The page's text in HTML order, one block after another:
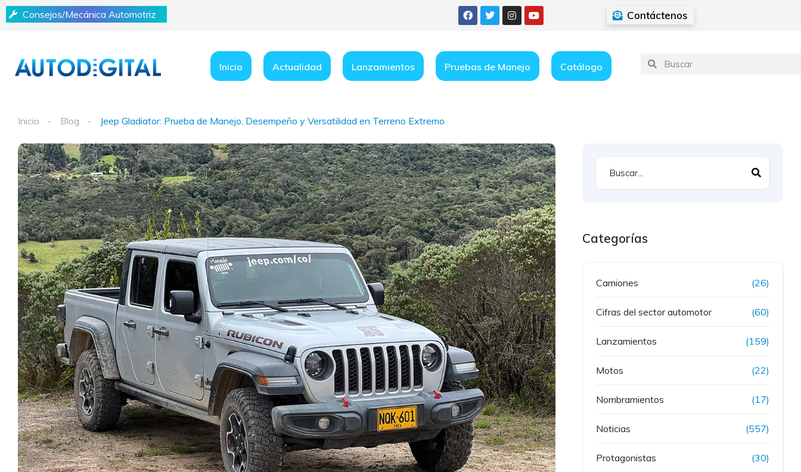
Consejos/Mecánica Automotriz Contáctenos
Inicio Actualidad Lanzamientos Pruebas de Manejo Catálogo
Inicio Blog Jeep Gladiator: Prueba de Manejo, Desempeño y Versatilidad en Terreno Extremo
Categorías
Camiones (26)
Cifras del sector automotor (60)
Lanzamientos (159)
Motos (22)
Nombramientos (17)
Noticias (557)
Protagonistas (30)